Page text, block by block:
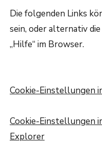
Die folgenden Links
sein, oder alternativ
„Hilfe“ im Browser.
Cookie-Einstellungen
Cookie-Einstellungen
Explorer